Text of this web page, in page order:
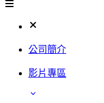
公司簡介
影片專區